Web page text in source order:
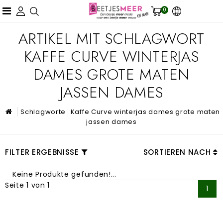
0
ARTIKEL MIT SCHLAGWORT
KAFFE CURVE WINTERJAS
DAMES GROTE MATEN
JASSEN DAMES
Schlagworte
Kaffe Curve winterjas dames grote maten
jassen dames
FILTER ERGEBNISSE SORTIEREN NACH
Keine Produkte gefunden!...
Seite 1 von 1
1